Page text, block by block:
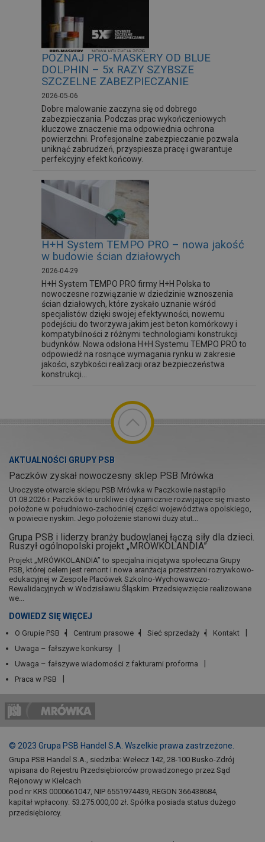
POZNAJ PRO-MASKERY OD BLUE
DOLPHIN – 5x RAZY SZYBSZE
SZCZELNE ZABEZPIECZANIE
2026-05-06
Dobre malowanie zaczyna się od dobrego
zabezpieczania. Podczas prac wykończeniowych
kluczowe znaczenie ma odpowiednia ochrona
powierzchni. Profesjonalne zabezpieczanie pozwala
uniknąć zabrudzeń, przyspiesza pracę i gwarantuje
perfekcyjny efekt końcowy.
H+H System TEMPO PRO – nowa jakość
w budowie ścian działowych
2026-04-29
H+H System TEMPO PRO firmy H+H Polska to
nowoczesne rozwiązanie w dziedzinie wznoszenia
ścian działowych, które zyskało uznanie wśród
specjalistów dzięki swojej efektywności, nowemu
podejściu do tworzywa jakim jest beton komórkowy i
kompatybilności z różnymi technologiami konstrukcji
budynków. Nowa odsłona H+H Systemu TEMPO PRO to
odpowiedź na rosnące wymagania rynku w zakresie
jakości, szybkości realizacji oraz bezpieczeństwa
konstrukcji...
AKTUALNOŚCI GRUPY PSB
Paczków zyskał nowoczesny sklep PSB Mrówka
Uroczyste otwarcie sklepu PSB Mrówka w Paczkowie nastąpiło
01.08.2026 r. Paczków to urokliwe i dynamicznie rozwijające się miasto
położone w południowo-zachodniej części województwa opolskiego,
w powiecie nyskim. Jego położenie stanowi duży atut...
Grupa PSB i liderzy branży budowlanej łączą siły dla dzieci.
Ruszył ogólnopolski projekt „MRÓWKOLANDIA”
Projekt „MRÓWKOLANDIA” to specjalna inicjatywa społeczna Grupy
PSB, której celem jest remont i nowa aranżacja przestrzeni rozrywkowo-
edukacyjnej w Zespole Placówek Szkolno-Wychowawczo-
Rewalidacyjnych w Wodzisławiu Śląskim. Przedsięwzięcie realizowane
we...
DOWIEDZ SIĘ WIĘCEJ
O Grupie PSB Centrum prasowe Sieć sprzedaży
Kontakt
Uwaga – fałszywe konkursy
Uwaga – fałszywe wiadomości z fakturami proforma
Praca w PSB
© 2023 Grupa PSB Handel S.A. Wszelkie prawa zastrzeżone.
Grupa PSB Handel S.A., siedziba: Wełecz 142, 28-100 Busko-Zdrój
wpisana do Rejestru Przedsiębiorców prowadzonego przez Sąd
Rejonowy w Kielcach
pod nr KRS 0000661047, NIP 6551974439, REGON 366438684,
kapitał wpłacony: 53.275.000,00 zł. Spółka posiada status dużego
przedsiębiorcy.